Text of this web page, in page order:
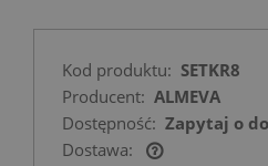
Kod produktu: SETKR8
Producent: ALMEVA
Dostępność: Zapytaj o
Dostawa:
Cena nie zawiera